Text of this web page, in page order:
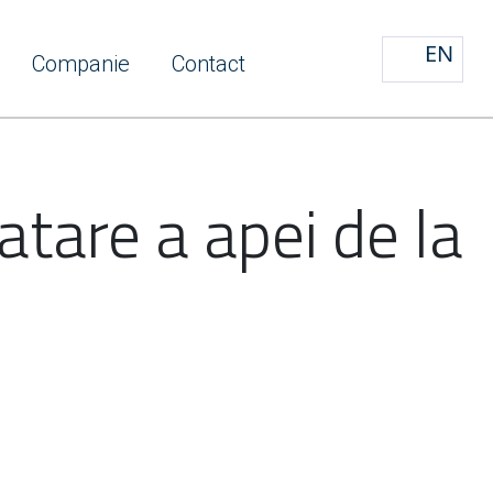
Companie Contact EN
a apei de la